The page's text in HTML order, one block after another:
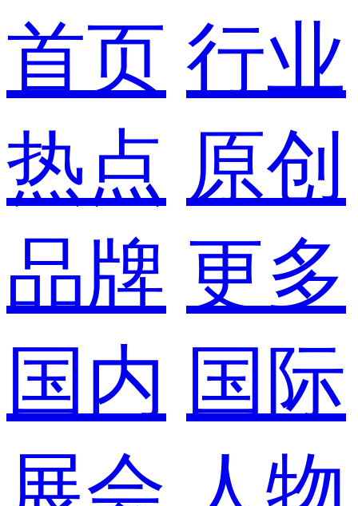
首页 行业
热点 原创
品牌 更多
国内 国际